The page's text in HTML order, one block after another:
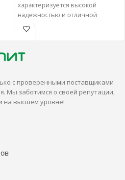
характеризуется высокой
надежностью и отличной
производительностью.
Настенные сплит-системы лучше
кондиционирования небольших
и средних помещений.
с проверенными поставщиками
Мы заботимся о своей репутации,
на высшем уровне!